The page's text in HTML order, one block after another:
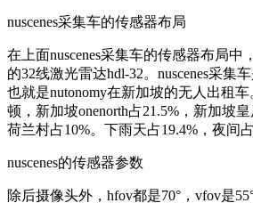
nuscenes采集车的传感器布局
在上面nuscenes采集车的传感器布局中
的32线激光雷达hdl-32。nuscenes采集
也就是nutonomy在新加坡的无人出租
顿，新加坡onenorth占21.5%，新加坡
荷兰村占10%。下雨天占19.4%，夜间占
nuscenes的传感器参数
除后摄像头外，hfov都是70°，vfov是